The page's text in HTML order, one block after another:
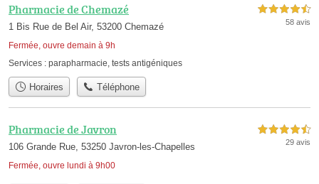
Pharmacie de Chemazé
1 Bis Rue de Bel Air, 53200 Chemazé
Fermée, ouvre demain à 9h
4,5 étoiles sur 5
58 avis
Services : parapharmacie tests antigéniques
Horaires Téléphone
Pharmacie de Javron
106 Grande Rue, 53250 Javron-les-Chapelles
Fermée, ouvre lundi à 9h00
4,5 étoiles sur 5
29 avis